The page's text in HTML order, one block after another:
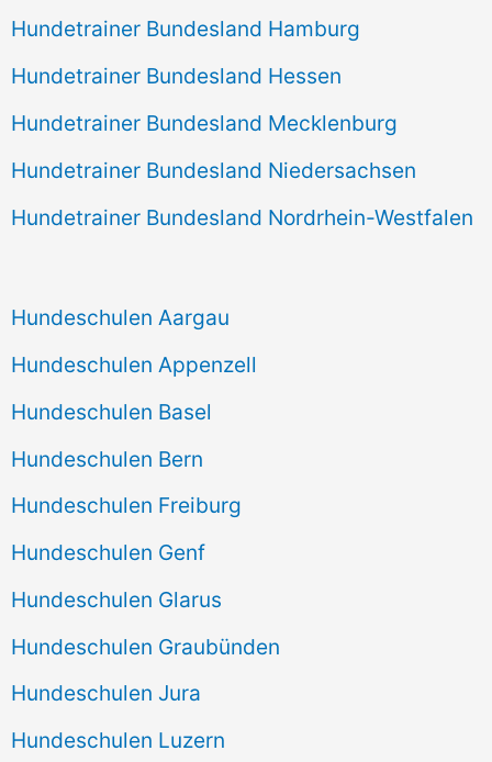
Hundetrainer Bundesland Hamburg
Hundetrainer Bundesland Hessen
Hundetrainer Bundesland Mecklenburg
Hundetrainer Bundesland Niedersachsen
Hundetrainer Bundesland Nordrhein-Westfalen
Hundeschulen Aargau
Hundeschulen Appenzell
Hundeschulen Basel
Hundeschulen Bern
Hundeschulen Freiburg
Hundeschulen Genf
Hundeschulen Glarus
Hundeschulen Graubünden
Hundeschulen Jura
Hundeschulen Luzern